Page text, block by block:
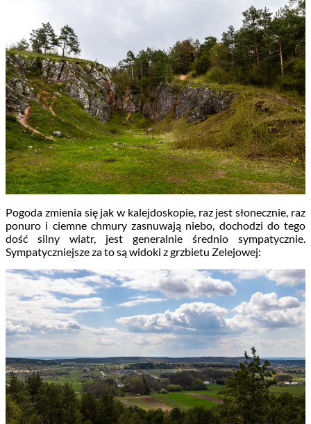
Pogoda zmienia się jak w kalejdoskopie, raz jest słonecznie, raz
ponuro i ciemne chmury zasnuwają niebo, dochodzi do tego
dość silny wiatr, jest generalnie średnio sympatycznie.
Sympatyczniejsze za to są widoki z grzbietu Zelejowej: